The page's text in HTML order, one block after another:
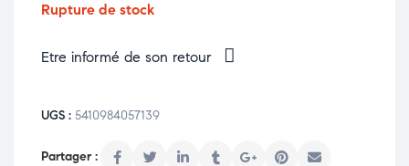
Rupture de stock
Etre informé de son retour
UGS : 5410984057139